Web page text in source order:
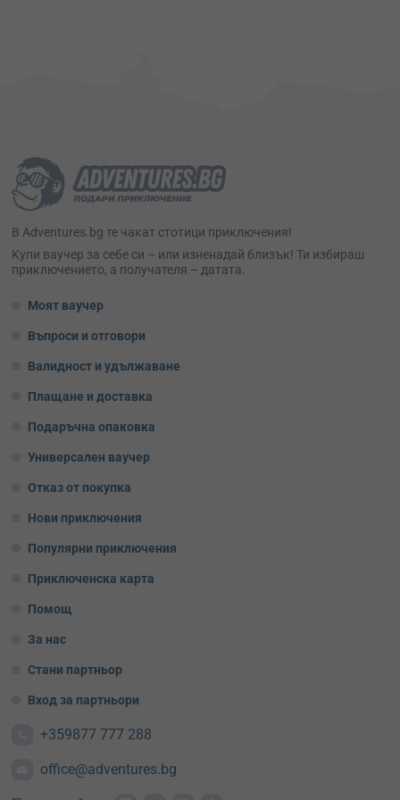
В Adventures.bg те чакат стотици приключения!
Kупи ваучер за себе си – или изненадай близък! Ти избираш
приключението, а получателя – датата.
Моят ваучер
Въпроси и отговори
Валидност и удължаване
Плащане и доставка
Подаръчна опаковка
Универсален ваучер
Отказ от покупка
Нови приключения
Популярни приключения
Приключенска карта
Помощ
За нас
Стани партньор
Вход за партньори
+359877 777 288
office@adventures.bg